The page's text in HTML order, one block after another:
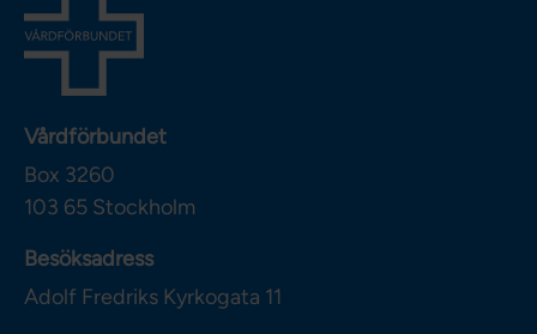
Vårdförbundet
Box 3260
103 65 Stockholm
Besöksadress
Adolf Fredriks Kyrkogata 11